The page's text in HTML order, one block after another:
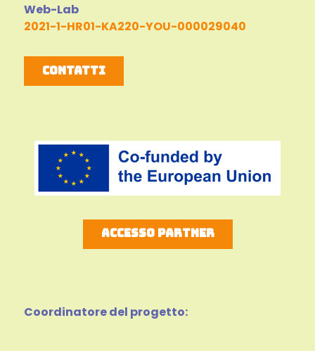
Web-Lab
2021-1-HR01-KA220-YOU-000029040
Contatti
Accesso Partner
Coordinatore del progetto: